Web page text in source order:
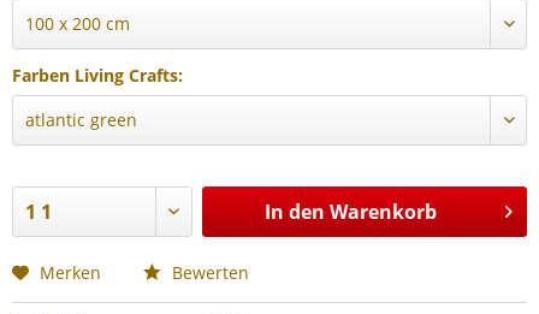
Farben Living Crafts:
In den Warenkorb
Merken Bewerten